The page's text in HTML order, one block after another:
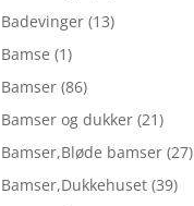
Badevinger (13)
Bamse (1)
Bamser (86)
Bamser og dukker (21)
Bamser,Bløde bamser (27)
Bamser,Dukkehuset (39)